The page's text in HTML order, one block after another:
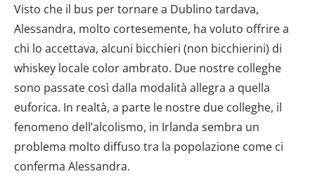
Visto che il bus per tornare a Dublino tardava,
Alessandra, molto cortesemente, ha voluto offrire a
chi lo accettava, alcuni bicchieri (non bicchierini) di
whiskey locale color ambrato. Due nostre colleghe
sono passate così dalla modalità allegra a quella
euforica. In realtà, a parte le nostre due colleghe, il
fenomeno dell’alcolismo, in Irlanda sembra un
problema molto diffuso tra la popolazione come ci
conferma Alessandra.